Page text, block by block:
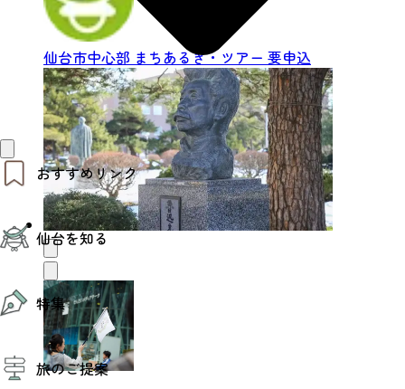
おすすめリンク
仙台夜時間
モデルコース
エリアガイド
お知らせ
お得なチケット
仙台を知る
仙台の魅力
エリアガイド
復興に向けて
仙台観光PR動画ライブラリー
仙台から行く東北周遊旅
伝統的工芸品
特集
特集
夜時間トピックス
旅のご提案
仙台市中心部 まちあるき・ツアー 要申込